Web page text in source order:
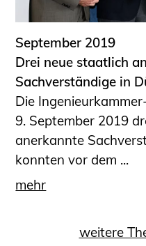
September 2019
Drei neue staatlich
Sachverständige in
Die
9. September 2019
anerkannte
konnten vor dem ...
mehr
weitere